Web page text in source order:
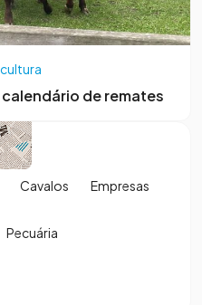
de remates
Cavalos Empresas
Pecuária